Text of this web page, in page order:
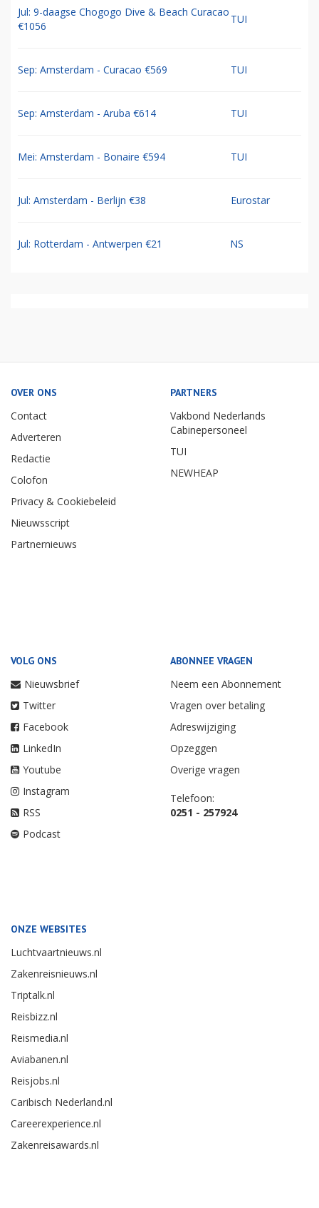
Jul: 9-daagse Chogogo Dive & Beach Curacao
€1056
TUI
Sep: Amsterdam - Curacao €569 TUI
Sep: Amsterdam - Aruba €614 TUI
Mei: Amsterdam - Bonaire €594 TUI
Jul: Amsterdam - Berlijn €38 Eurostar
Jul: Rotterdam - Antwerpen €21 NS
OVER ONS
Contact
Adverteren
Redactie
Colofon
Privacy & Cookiebeleid
Nieuwsscript
Partnernieuws
PARTNERS
Vakbond Nederlands
Cabinepersoneel
TUI
NEWHEAP
VOLG ONS
Nieuwsbrief
Twitter
Facebook
LinkedIn
Youtube
Instagram
RSS
Podcast
ABONNEE VRAGEN
Neem een Abonnement
Vragen over betaling
Adreswijziging
Opzeggen
Overige vragen
Telefoon:
0251 - 257924
ONZE WEBSITES
Luchtvaartnieuws.nl
Zakenreisnieuws.nl
Triptalk.nl
Reisbizz.nl
Reismedia.nl
Aviabanen.nl
Reisjobs.nl
Caribisch Nederland.nl
Careerexperience.nl
Zakenreisawards.nl